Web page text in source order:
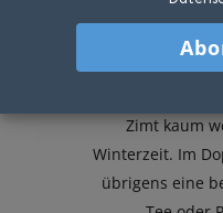
Zimt kaum
Winterzeit. Im
übrigens eine